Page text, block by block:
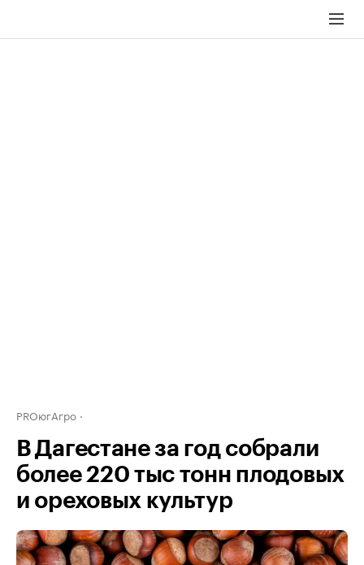
PROюгАгро
В Дагестане за год собрали
более 220 тыс тонн плодовых
и ореховых культур